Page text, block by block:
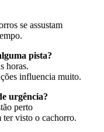
se assustam
pista?
horas.
influencia muito.
urgência?
perto
ter visto o cachorro.